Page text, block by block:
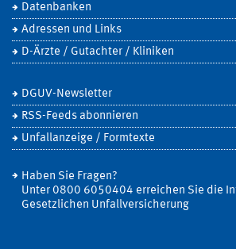
Datenbanken
Adressen und Links
D-Ärzte / Gutachter / Kliniken
DGUV-Newsletter
RSS-Feeds abonnieren
Unfallanzeige / Formtexte
Haben Sie Fragen?
Unter 0800 6050404 erreichen Sie die
Gesetzlichen Unfallversicherung